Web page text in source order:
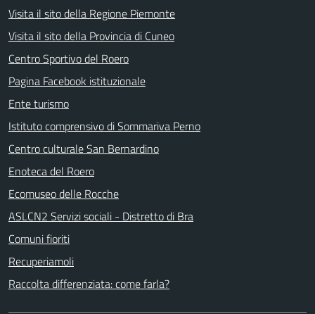
Visita il sito della Regione Piemonte
Visita il sito della Provincia di Cuneo
Centro Sportivo del Roero
Pagina Facebook istituzionale
Ente turismo
Istituto comprensivo di Sommariva Perno
Centro culturale San Bernardino
Enoteca del Roero
Ecomuseo delle Rocche
ASLCN2 Servizi sociali - Distretto di Bra
Comuni fioriti
Recuperiamoli
Raccolta differenziata: come farla?